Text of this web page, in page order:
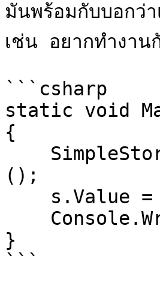
มันพร้อมกับบอกว่
เช่น อยากทำงา
```csharp
static void
{
();
}
```